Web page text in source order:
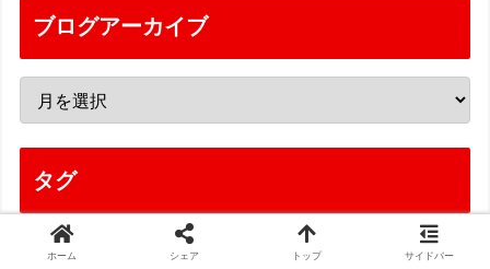
ブログアーカイブ
タグ
キックボクシング ボクシング リング
ホーム シェア トップ サイドバー